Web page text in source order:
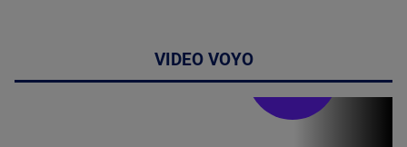
VIDEO VOYO